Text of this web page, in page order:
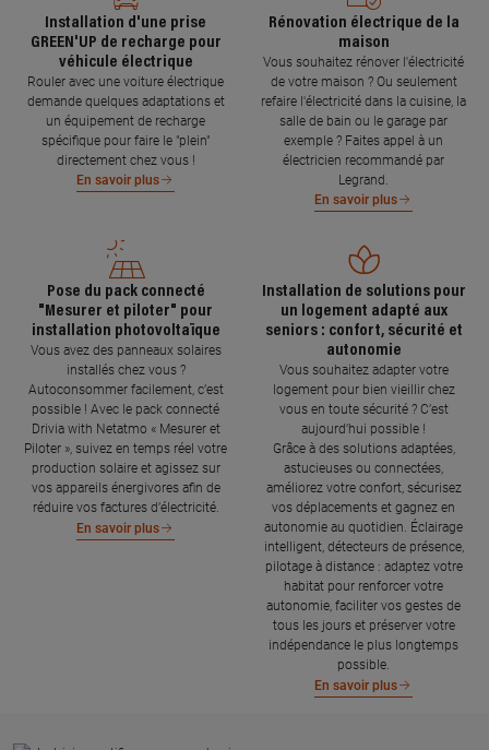
Installation d'une prise
GREEN'UP de recharge pour
véhicule électrique
Rouler avec une voiture électrique
demande quelques adaptations et
un équipement de recharge
spécifique pour faire le "plein"
directement chez vous !
En savoir plus
Rénovation électrique de la
maison
Vous souhaitez rénover l'électricité
de votre maison ? Ou seulement
refaire l'électricité dans la cuisine, la
salle de bain ou le garage par
exemple ? Faites appel à un
électricien recommandé par
Legrand.
En savoir plus
Pose du pack connecté
"Mesurer et piloter" pour
installation photovoltaïque
Vous avez des panneaux solaires
installés chez vous ?
Autoconsommer facilement, c’est
possible ! Avec le pack connecté
Drivia with Netatmo « Mesurer et
Piloter », suivez en temps réel votre
production solaire et agissez sur
vos appareils énergivores afin de
réduire vos factures d’électricité.
En savoir plus
Installation de solutions pour
un logement adapté aux
seniors : confort, sécurité et
autonomie
Vous souhaitez adapter votre
logement pour bien vieillir chez
vous en toute sécurité ? C’est
aujourd’hui possible !
Grâce à des solutions adaptées,
astucieuses ou connectées,
améliorez votre confort, sécurisez
vos déplacements et gagnez en
autonomie au quotidien. Éclairage
intelligent, détecteurs de présence,
pilotage à distance : adaptez votre
habitat pour renforcer votre
autonomie, faciliter vos gestes de
tous les jours et préserver votre
indépendance le plus longtemps
possible.
En savoir plus